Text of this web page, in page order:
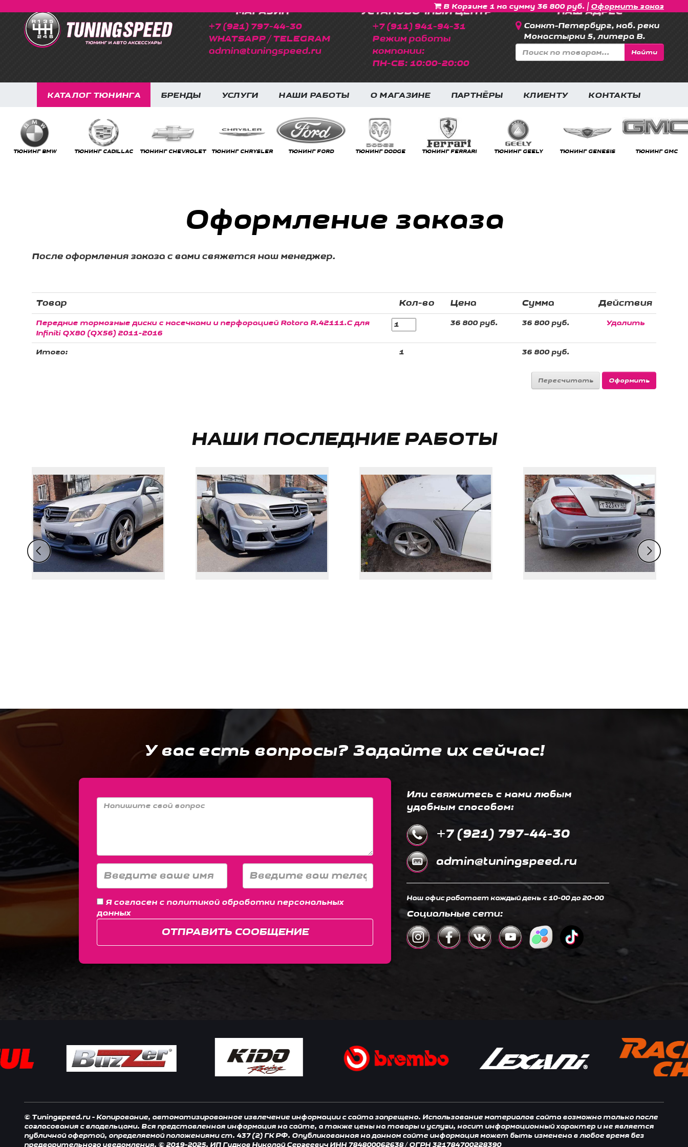
В Корзине 1 на сумму 36 800 руб. | Оформить заказ
МАГАЗИН
+7 (921) 797-44-30
WHATSAPP / TELEGRAM
admin@tuningspeed.ru
УСТАНОВОЧНЫЙ ЦЕНТР
+7 (911) 941-94-31
Режим работы
компании:
ПН-СБ: 10:00-20:00
НАШ АДРЕС
Санкт-Петербург, наб. реки
Монастырки 5, литера В.
Найти
КАТАЛОГ ТЮНИНГА БРЕНДЫ УСЛУГИ НАШИ РАБОТЫ О МАГАЗИНЕ ПАРТНЁРЫ КЛИЕНТУ КОНТАКТЫ
ТЮНИНГ CHRYSLER ТЮНИНГ FORD ТЮНИНГ DODGE ТЮНИНГ FERRARI ТЮНИНГ GEELY ТЮНИНГ GENESIS ТЮНИНГ GMC ТЮНИНГ HONDA ТЮНИНГ GREAT WALL ТЮНИНГ HAVAL
Оформление заказа
После оформления заказа с вами свяжется наш менеджер.
Товар Кол-во Цена Сумма Действия
Передние тормозные диски с насечками и перфорацией Rotora R.42111.C для
Infiniti QX80 (QX56) 2011-2016
36 800 руб. 36 800 руб. Удалить
Итого: 1 36 800 руб.
НАШИ ПОСЛЕДНИЕ РАБОТЫ
У вас есть вопросы? Задайте их сейчас!
Я согласен с политикой обработки персональных
данных
ОТПРАВИТЬ СООБЩЕНИЕ
Или свяжитесь с нами любым
удобным способом:
+7 (921) 797-44-30
admin@tuningspeed.ru
Наш офис работает каждый день c 10-00 до 20-00
Социальные сети:
© Tuningspeed.ru - Копирование, автоматизированное извлечение информации с сайта запрещено. Использование материалов сайта возможно только после
согласования с владельцами. Вся представленная информация на сайте, а также цены на товары и услуги, носит информационный характер и не является
публичной офертой, определяемой положениями ст. 437 (2) ГК РФ. Опубликованная на данном сайте информация может быть изменена в любое время без
предварительного уведомления. © 2019-2025. ИП Гудков Николай Сергеевич ИНН 784800062638 / ОГРН 321784700228390